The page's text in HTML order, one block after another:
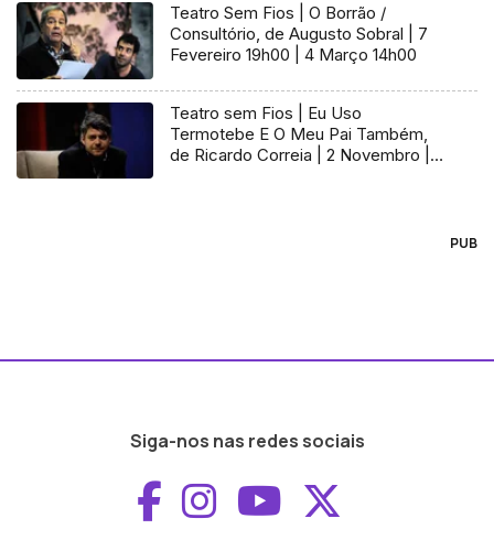
Teatro Sem Fios | O Borrão /
Consultório, de Augusto Sobral | 7
Fevereiro 19h00 | 4 Março 14h00
Teatro sem Fios | Eu Uso
Termotebe E O Meu Pai Também,
de Ricardo Correia | 2 Novembro |
PUB
Siga-nos nas redes sociais
Aceder ao
Aceder ao
Aceder ao